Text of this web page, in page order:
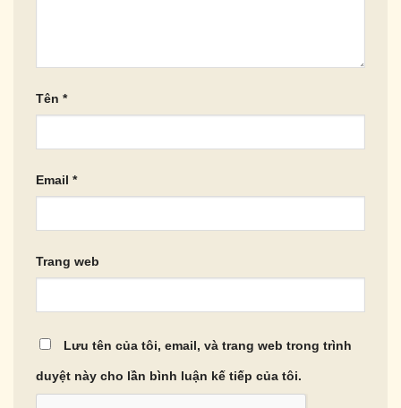
Tên *
Email *
Trang web
Lưu tên của tôi, email, và trang web trong trình
duyệt này cho lần bình luận kế tiếp của tôi.